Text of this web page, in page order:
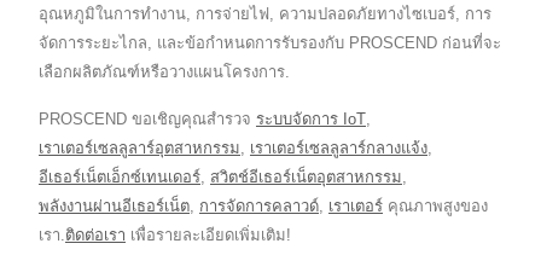
อุณหภูมิในการทำงาน, การจ่ายไฟ, ความปลอดภัยทางไซเบอร์, การ
จัดการระยะไกล, และข้อกำหนดการรับรองกับ PROSCEND ก่อนที่จะ
เลือกผลิตภัณฑ์หรือวางแผนโครงการ.
PROSCEND ขอเชิญคุณสำรวจ ระบบจัดการ IoT,
เราเตอร์เซลลูลาร์อุตสาหกรรม, เราเตอร์เซลลูลาร์กลางแจ้ง,
อีเธอร์เน็ตเอ็กซ์เทนเดอร์, สวิตช์อีเธอร์เน็ตอุตสาหกรรม,
พลังงานผ่านอีเธอร์เน็ต, การจัดการคลาวด์, เราเตอร์ คุณภาพสูงของ
เรา.ติดต่อเรา เพื่อรายละเอียดเพิ่มเติม!